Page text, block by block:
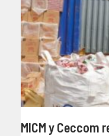
MICM y Ceccom